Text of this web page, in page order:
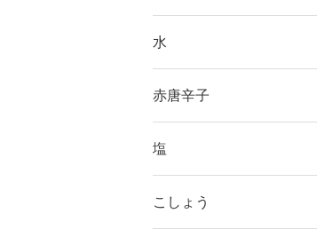
水
赤唐辛子
塩
こしょう